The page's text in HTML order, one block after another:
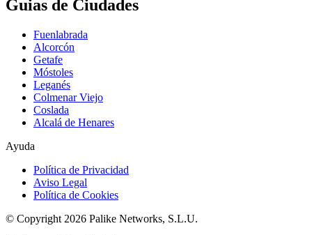
Guias de Ciudades
Fuenlabrada
Alcorcón
Getafe
Móstoles
Leganés
Colmenar Viejo
Coslada
Alcalá de Henares
Ayuda
Política de Privacidad
Aviso Legal
Política de Cookies
© Copyright 2026 Palike Networks, S.L.U.